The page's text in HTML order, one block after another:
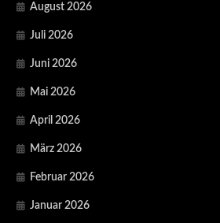
August 2026
Juli 2026
Juni 2026
Mai 2026
April 2026
März 2026
Februar 2026
Januar 2026